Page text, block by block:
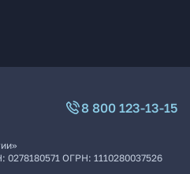
8 800 123-13-15
0278180571 ОГРН: 1110280037526